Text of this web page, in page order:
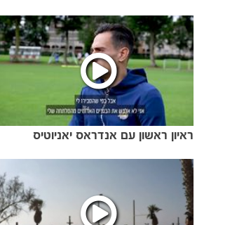
ראיון ראשון עם אנדראס יאניוטיס